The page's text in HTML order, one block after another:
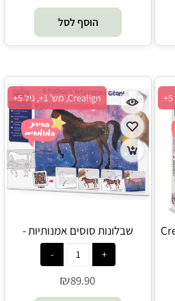
הוסף לסל
Crealign, מש' 1+, גיל 5+
שבלונות סוסים אמנותיות -
Crealign
₪89.90